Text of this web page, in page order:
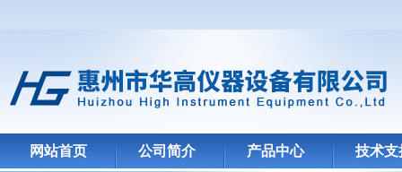
网站首页 公司简介 产品中心 技术支